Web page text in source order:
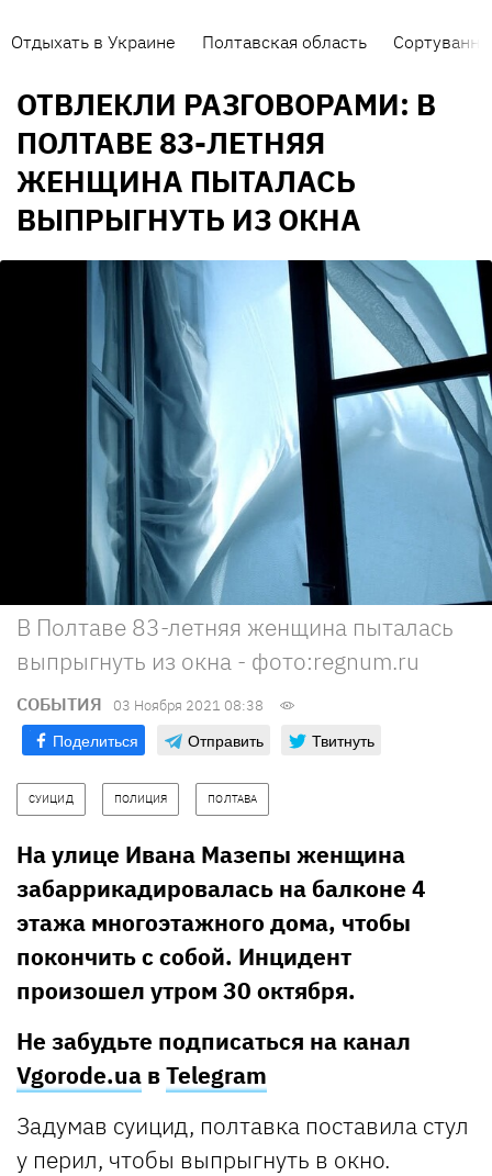
Отдыхать в Украине Полтавская область Сортування
ОТВЛЕКЛИ РАЗГОВОРАМИ: В
ПОЛТАВЕ 83-ЛЕТНЯЯ
ЖЕНЩИНА ПЫТАЛАСЬ
ВЫПРЫГНУТЬ ИЗ ОКНА
В Полтаве 83-летняя женщина пыталась
выпрыгнуть из окна - фото:regnum.ru
СОБЫТИЯ 03 Ноября 2021 08:38
Поделиться Отправить Твитнуть
СУИЦИД ПОЛИЦИЯ ПОЛТАВА
На улице Ивана Мазепы женщина
забаррикадировалась на балконе 4
этажа многоэтажного дома, чтобы
покончить с собой. Инцидент
произошел утром 30 октября.
Не забудьте подписаться на канал
Vgorode.ua вTelegram
Задумав суицид, полтавка поставила стул
у перил, чтобы выпрыгнуть в окно.